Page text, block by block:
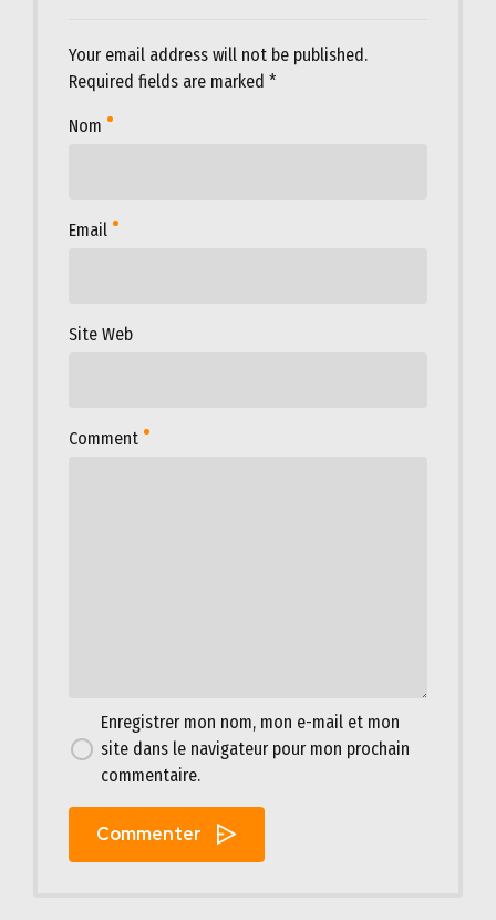
Your email address will not be published.
Required fields are marked *
Comment
Nom
Email
Site Web
Enregistrer mon nom, mon e-mail et mon
site dans le navigateur pour mon prochain
commentaire.
Commenter